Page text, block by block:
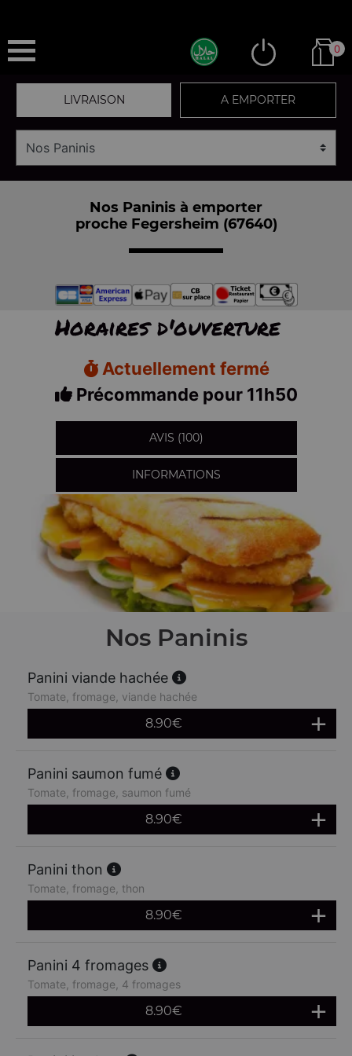
0
LIVRAISON A EMPORTER
Nos Paninis à emporter
proche Fegersheim (67640)
Horaires d'ouverture
Actuellement fermé
Précommande pour 11h50
AVIS (100)
INFORMATIONS
Nos Paninis
Panini viande hachée
Tomate, fromage, viande hachée
8.90€
Panini saumon fumé
Tomate, fromage, saumon fumé
8.90€
Panini thon
Tomate, fromage, thon
8.90€
Panini 4 fromages
Tomate, fromage, 4 fromages
8.90€